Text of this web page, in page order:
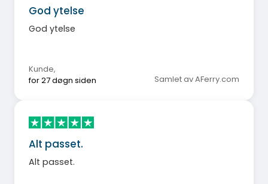
God ytelse
God ytelse
Kunde,
for 27 døgn siden
Samlet av AFerry.com
Alt passet.
Alt passet.